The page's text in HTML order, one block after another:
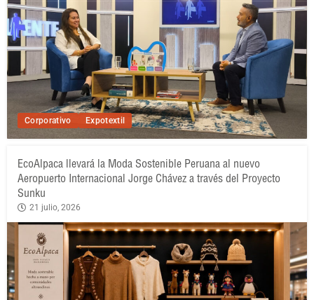
Corporativo Expotextil
EcoAlpaca llevará la Moda Sostenible Peruana al nuevo
Aeropuerto Internacional Jorge Chávez a través del Proyecto
Sunku
21 julio, 2026